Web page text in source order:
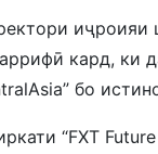
иҷроияи
кард, ки
бо
“FXT